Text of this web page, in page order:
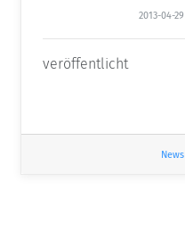
2013-04-29
veröffentlicht
News